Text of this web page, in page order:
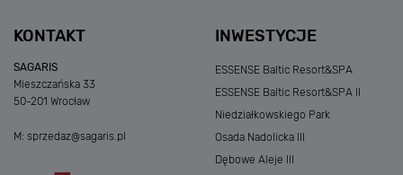
KONTAKT
SAGARIS
Mieszczańska 33
50-201 Wrocław
M: sprzedaz@sagaris.pl
INWESTYCJE
ESSENSE Baltic Resort&SPA
ESSENSE Baltic Resort&SPA II
Niedziałkowskiego Park
Osada Nadolicka III
Dębowe Aleje III